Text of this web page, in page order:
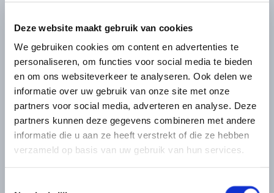
Deze website maakt gebruik van cookies
We gebruiken cookies om content en advertenties te
personaliseren, om functies voor social media te bieden
en om ons websiteverkeer te analyseren. Ook delen we
informatie over uw gebruik van onze site met onze
partners voor social media, adverteren en analyse. Deze
partners kunnen deze gegevens combineren met andere
informatie die u aan ze heeft verstrekt of die ze hebben
verzameld op basis van uw gebruik van hun services.
Zondag Gesloten
BEZOEK ONZE SHOWROOM
Matrassenfabriek IJmuiden is te
vinden aan de Dokweg in IJmuiden. U